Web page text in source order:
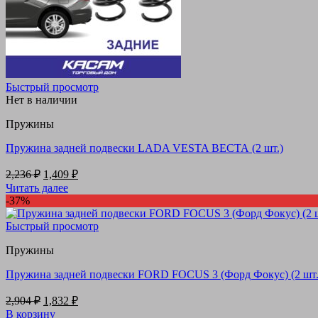
Быстрый просмотр
Нет в наличии
Пружины
Пружина задней подвески LADA VESTA ВЕСТА (2 шт.)
2,236₽ Первоначальная
цена
составляла
2,236 ₽.
1,409 ₽Текущая
Читать далее
-37%
Быстрый просмотр
Пружины
Пружина задней подвески FORD FOCUS 3 (Форд Фокус) (2
2,904₽ Первоначальная
цена
1,832 ₽Текущая
В корзину